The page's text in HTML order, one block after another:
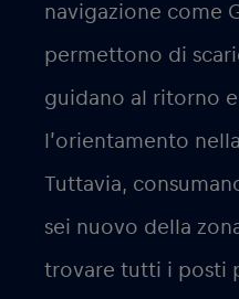
navigazione come
permettono di
guidano al ritorno
l’orientamento
Tuttavia,
sei nuovo della
trovare tutti i posti